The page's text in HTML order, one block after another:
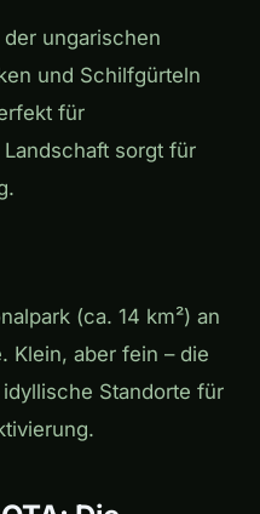
der ungarischen
und Schilfgürteln
für
sorgt für
(ca. 14 km²) an
Klein, aber fein – die
Standorte für